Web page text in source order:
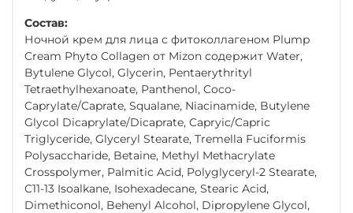
Состав:
Ночной крем для лица с фитоколлагеном Plump
Cream Phyto Collagen от Mizon содержит Water,
Bytulene Glycol, Glycerin, Pentaerythrityl
Tetraethylhexanoate, Panthenol, Coco-
Caprylate/Caprate, Squalane, Niacinamide, Butylene
Glycol Dicaprylate/Dicaprate, Capryic/Capric
Triglyceride, Glyceryl Stearate, Tremella Fuciformis
Polysaccharide, Betaine, Methyl Methacrylate
Crosspolymer, Palmitic Acid, Polyglyceryl-2 Stearate,
C11-13 Isoalkane, Isohexadecane, Stearic Acid,
Dimethiconol, Behenyl Alcohol, Dipropylene Glycol,